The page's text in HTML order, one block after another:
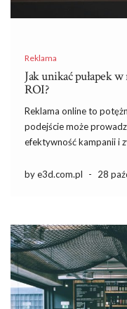
Reklama
Jak unikać pułapek
ROI?
Reklama online to
podejście może
efektywność kampanii i
zrozumienia grupy
by e3d.com.pl - 28